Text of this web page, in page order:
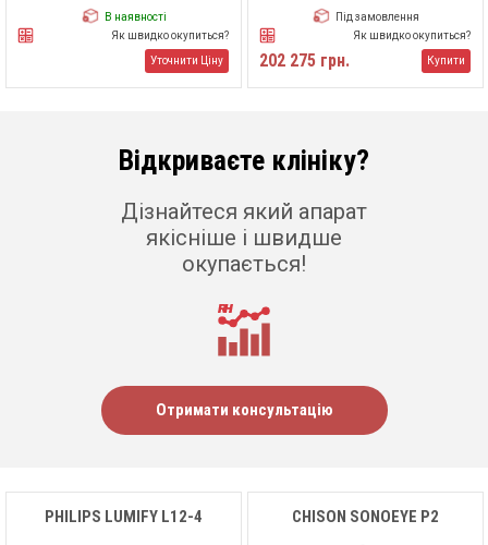
В наявності
Як швидко окупиться?
Уточнити Ціну
Під замовлення
Як швидко окупиться?
202 275 грн. Купити
Відкриваєте клініку?
Дізнайтеся який апарат
якісніше і швидше
окупається!
Отримати консультацію
PHILIPS LUMIFY L12-4 CHISON SONOEYE P2